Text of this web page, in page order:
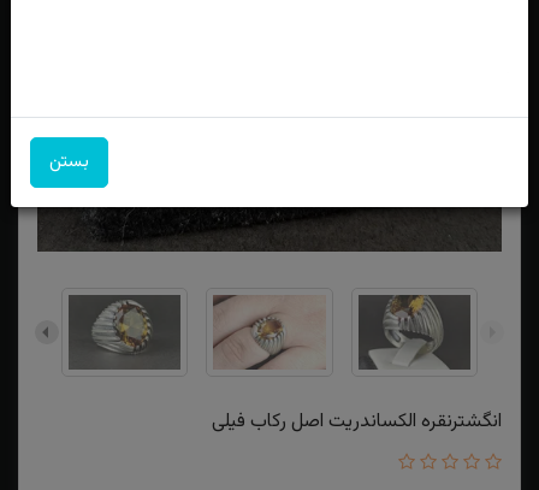
انگشترنقره الکساندریت اصل رکاب فیلی
بستن